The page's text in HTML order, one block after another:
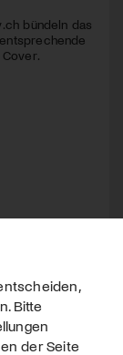
bündeln das
Bitte
der Seite